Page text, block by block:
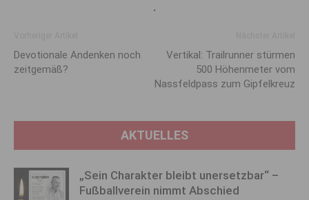
.
Devotionale Andenken noch
zeitgemäß?
Vertikal: Trailrunner stürmen
500 Höhenmeter vom
Nassfeldpass zum Gipfelkreuz
AKTUELLES
„Sein Charakter bleibt unersetzbar“ –
Fußballverein nimmt Abschied